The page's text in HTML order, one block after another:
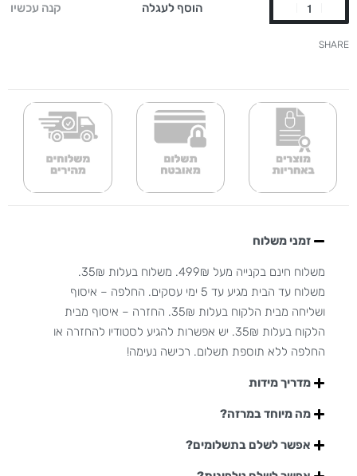
הוסף לעגלה קנה עכשיו
SHARE
זמני משלוח
משלוח חינם בקנייה מעל 499₪. משלוח בעלות 35₪.
משלוח עד הבית מגיע עד 5 ימי עסקים. החלפה – איסוף
ושליחה מבית הלקוח בעלות 35₪. החזרה – איסוף מבית
הלקוח בעלות 35₪. יש אפשרות להגיע לסטודיו להחזרה או
החלפה ללא תוספת תשלום. רכישה נעימה!
מדריך מידות
מה מיוחד במרזה?
אפשר לשלם בתשלומים?